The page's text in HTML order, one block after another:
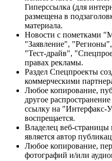
Гиперссылка (для
размещена в
материала.
Новости с пометками
"Заявление",
"Тест-драйв",
правах рекламы.
Раздел Спецпроекты
коммерческими
Любое копирование,
другое
ссылку на "Интерфакс-
воспрещается.
Владелец веб-страницы
является автор
Любое копирование,
фотографий и/или